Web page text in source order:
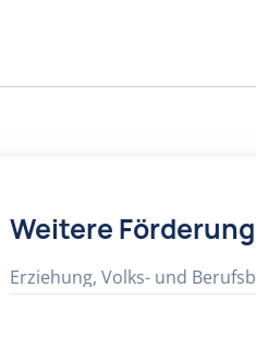
Weitere
Erziehung, Volks- und